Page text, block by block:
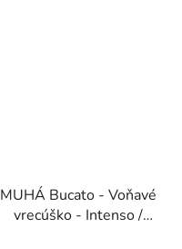
MUHÁ Bucato - Voňavé
vrecúško - Intenso /